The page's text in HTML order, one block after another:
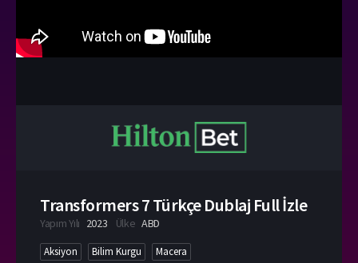
Transformers 7 Türkçe Dublaj Full İzle
Yapım Yılı 2023 Ülke ABD
Aksiyon Bilim Kurgu Macera